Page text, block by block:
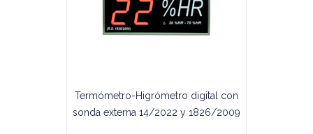
Termómetro-Higrómetro digital con
sonda externa 14/2022 y 1826/2009